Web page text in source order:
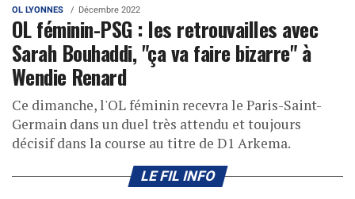
OL LYONNES Décembre 2022
OL féminin-PSG : les retrouvailles avec
Sarah Bouhaddi, "ça va faire bizarre" à
Wendie Renard
Ce dimanche, l'OL féminin recevra le Paris-Saint-
Germain dans un duel très attendu et toujours
décisif dans la course au titre de D1 Arkema.
LE FIL INFO